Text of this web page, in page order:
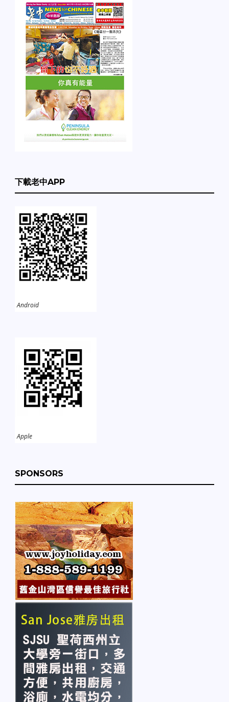
下載老中APP
Android
Apple
SPONSORS